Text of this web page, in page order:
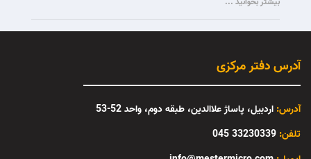
آدرس دفتر مرکزی
آدرس: اردبیل، پاساژ علاالدین، طبقه دوم، واحد 52-53
تلفن: 33230339 045